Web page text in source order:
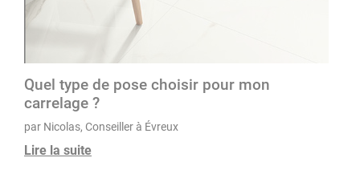
Quel type de pose choisir pour mon
carrelage ?
par Nicolas, Conseiller à Évreux
Lire la suite